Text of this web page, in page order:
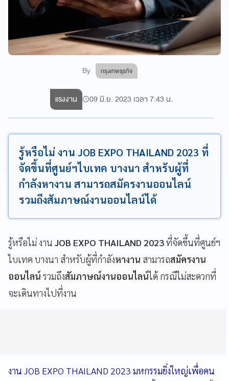
By กรุงเทพธุรกิจ
แรงงาน 09 มิ.ย. 2023 เวลา 7:43 น.
รู้หรือไม่ งาน JOB EXPO THAILAND 2023 ที่
จัดขึ้นที่ศูนย์ฯไบเทค บางนา สำหรับผู้ที่
กำลังหางาน สามารถสมัครงานออนไลน์
รวมถึงสัมภาษณ์งานออนไลน์ได้
รู้หรือไม่ งาน JOB EXPO THAILAND 2023ที่จัดขึ้นที่ศูนย์ฯ
ไบเทค บางนา สำหรับผู้ที่กำลังหางาน สามารถสมัครงาน
ออนไลน์ รวมถึงสัมภาษณ์งานออนไลน์ได้ กรณีไม่สะดวกที่
จะเดินทางไปที่งาน
งาน JOB EXPO THAILAND 2023 มหกรรมยิ่งใหญ่เพื่อคน